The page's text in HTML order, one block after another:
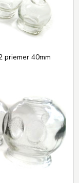
priemer 40mm